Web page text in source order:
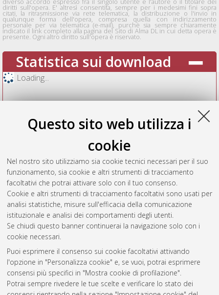
Questo sito web utilizza i
cookie
Nel nostro sito utilizziamo sia cookie tecnici necessari per il suo
funzionamento, sia cookie e altri strumenti di tracciamento
facoltativi che potrai attivare solo con il tuo consenso.
Cookie e altri strumenti di tracciamento facoltativi sono usati per
analisi statistiche, misure sull'efficacia della comunicazione
istituzionale e analisi dei comportamenti degli utenti.
Se chiudi questo banner continuerai la navigazione solo con i
cookie necessari.
Puoi esprimere il consenso sui cookie facoltativi attivando
l'opzione in "Personalizza cookie" e, se vuoi, potrai esprimere
consensi più specifici in "Mostra cookie di profilazione".
Potrai sempre rivedere le tue scelte e verificare lo stato dei
diritti sull'opera. E' altresì consentita, sempre per i medesimi fini sopra
citati, la ritrasmissione via rete telematica, la distribuzione o l'invio in
qualunque forma dell'opera, compresa quella con indirizzamento
personale per via telematica (e-mail), purchè sia sempre chiaramente
indicato il link completo alla pagina del Sito di Alma DL in cui detta opera è
presente. Ogni altro diritto sull'opera è riservato.
Statistica sui download
Loading...
Vedi altre statistiche
Gestione del documento:
Atom
AMS Acta
ISSN: 2038-7954
re3data.org -
doi.org/10.17616/R3P19R